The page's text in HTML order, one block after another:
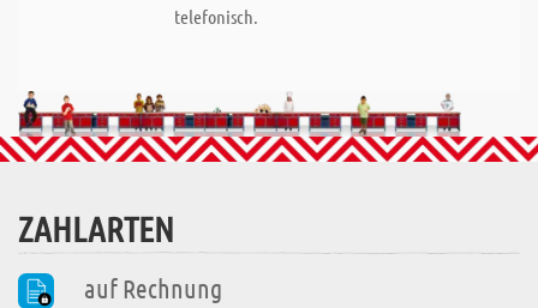
telefonisch.
ZAHLARTEN
auf Rechnung